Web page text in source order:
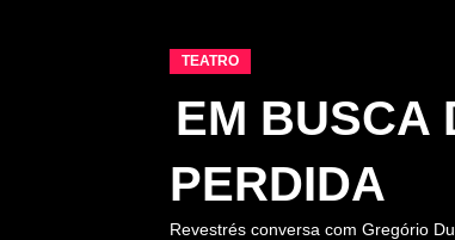
TEATRO
EM BUSCA
PERDIDA
Revestrés conversa com Gregório